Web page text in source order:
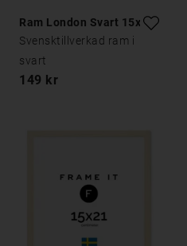
Ram London Svart 15x21
Svensktillverkad ram i
svart
149 kr